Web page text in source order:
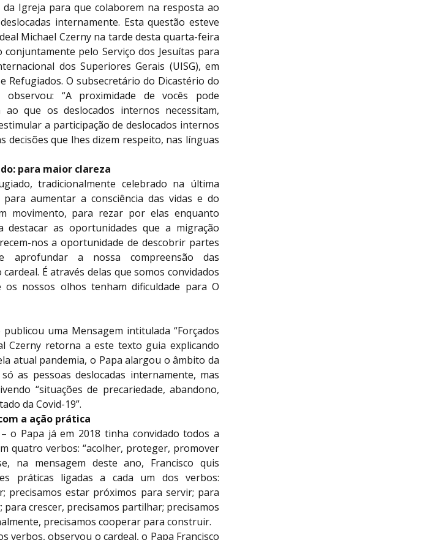
Igreja para que colaborem na resposta ao
internamente. Esta questão esteve
Michael Czerny na tarde desta quarta-feira
pelo Serviço dos Jesuítas para
dos Superiores Gerais (UISG), em
Refugiados. O subsecretário do Dicastério do
observou: “A proximidade de vocês pode
que os deslocados internos necessitam,
a participação de deslocados internos
decisões que lhes dizem respeito, nas línguas
para maior clareza
tradicionalmente celebrado na última
aumentar a consciência das vidas e do
movimento, para rezar por elas enquanto
as oportunidades que a migração
nos a oportunidade de descobrir partes
aprofundar a nossa compreensão das
É através delas que somos convidados
nossos olhos tenham dificuldade para O
uma Mensagem intitulada “Forçados
Czerny retorna a este texto guia explicando
atual pandemia, o Papa alargou o âmbito da
as pessoas deslocadas internamente, mas
“situações de precariedade, abandono,
da Covid-19”.
a ação prática
o Papa já em 2018 tinha convidado todos a
quatro verbos: “acolher, proteger, promover
na mensagem deste ano, Francisco quis
práticas ligadas a cada um dos verbos:
precisamos estar próximos para servir; para
crescer, precisamos partilhar; precisamos
precisamos cooperar para construir.
verbos, observou o cardeal, o Papa Francisco